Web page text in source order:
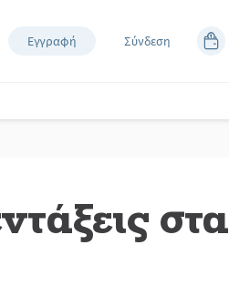
Εγγραφή Σύνδεση
στα